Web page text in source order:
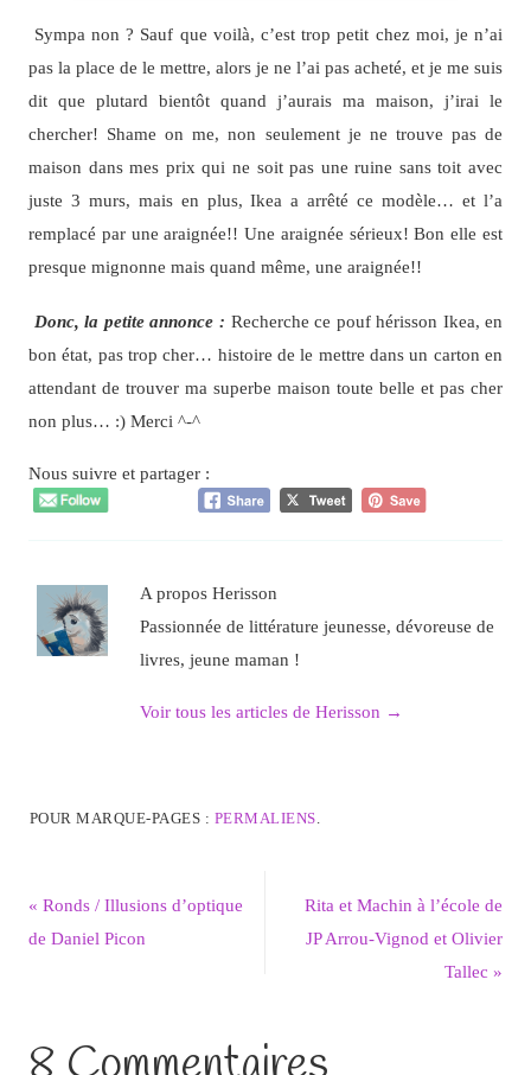
Sympa non ? Sauf que voilà, c’est trop petit chez moi, je n’ai
pas la place de le mettre, alors je ne l’ai pas acheté, et je me suis
dit que plutard bientôt quand j’aurais ma maison, j’irai le
chercher! Shame on me, non seulement je ne trouve pas de
maison dans mes prix qui ne soit pas une ruine sans toit avec
juste 3 murs, mais en plus, Ikea a arrêté ce modèle… et l’a
remplacé par une araignée!! Une araignée sérieux! Bon elle est
presque mignonne mais quand même, une araignée!!
Donc, la petite annonce : Recherche ce pouf hérisson Ikea, en
bon état, pas trop cher… histoire de le mettre dans un carton en
attendant de trouver ma superbe maison toute belle et pas cher
non plus… :) Merci ^-^
Nous suivre et partager :
A propos Herisson
Passionnée de littérature jeunesse, dévoreuse de
livres, jeune maman !
Voir tous les articles de Herisson →
POUR MARQUE-PAGES : PERMALIENS.
« Ronds / Illusions d’optique
de Daniel Picon
Rita et Machin à l’école de
JP Arrou-Vignod et Olivier
Tallec»